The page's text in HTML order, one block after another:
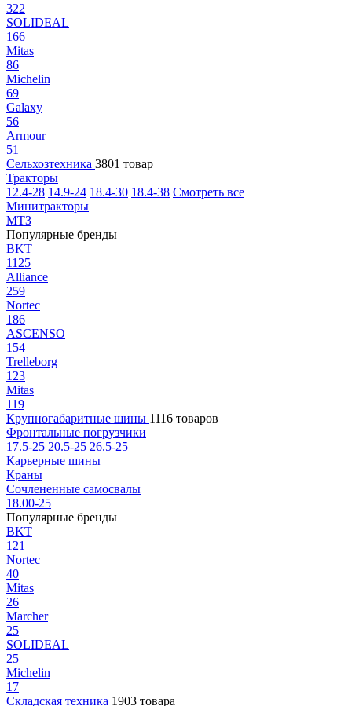
322
SOLIDEAL
166
Mitas
86
Michelin
69
Galaxy
56
Armour
51
Сельхозтехника 3801 товар
Тракторы
12.4-28 14.9-24 18.4-30 18.4-38 Смотреть все
Минитракторы
МТЗ
Популярные бренды
BKT
1125
Alliance
259
Nortec
186
ASCENSO
154
Trelleborg
123
Mitas
119
Крупногабаритные шины 1116 товаров
Фронтальные погрузчики
17.5-25 20.5-25 26.5-25
Карьерные шины
Краны
Сочлененные самосвалы
18.00-25
Популярные бренды
BKT
121
Nortec
40
Mitas
26
Marcher
25
SOLIDEAL
25
Michelin
17
Складская техника 1903 товара